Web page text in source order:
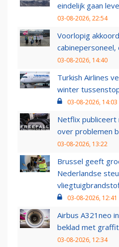
eindelijk gaan
03-08-2026, 22:54
Voorlopig
cabinepersoneel,
03-08-2026, 14:40
Turkish Airlines
winter
03-08-2026, 14:03
Netflix publiceert
over problemen
03-08-2026, 13:22
Brussel geeft
Nederlandse
03-08-2026, 12:41
Airbus A321neo
beklad met
03-08-2026, 12:34